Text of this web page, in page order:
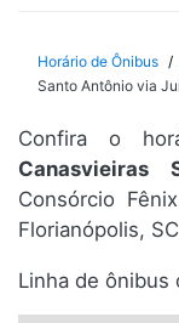
Rio de
Espírito
Paraná
Horário de Ônibus
Santo Antônio via
Confira o
Consórcio
Florianópolis,
Linha de ônibus